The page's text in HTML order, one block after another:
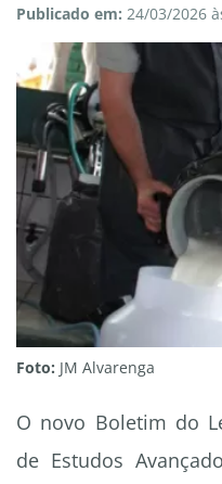
Publicado em: 24/03/2026
Foto: JM Alvarenga
O novo Boletim do
de Estudos